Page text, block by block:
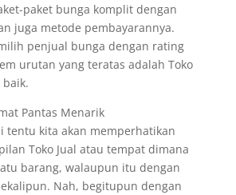
paket bunga komplit dengan
juga metode pembayarannya.
penjual bunga dengan rating
urutan yang teratas adalah Toko
Pantas Menarik
tentu kita akan memperhatikan
Toko Jual atau tempat dimana
barang, walaupun itu dengan
Nah, begitupun dengan